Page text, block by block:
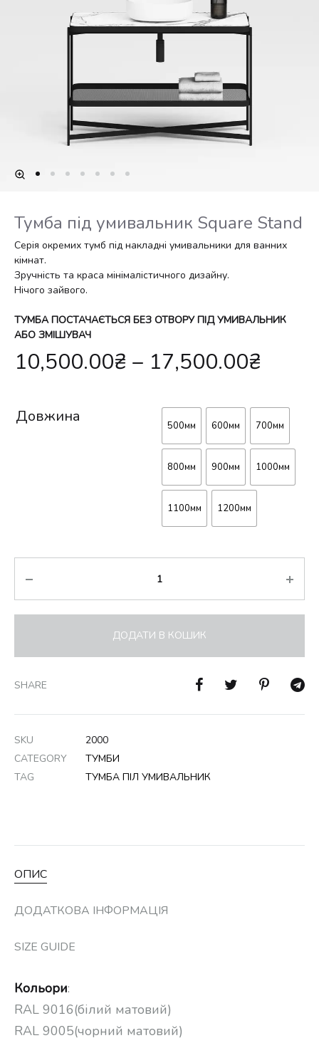
Тумба під умивальник Square Stand
Серія окремих тумб під накладні умивальники для ванних
кімнат.
Зручність та краса мінімалістичного дизайну.
Нічого зайвого.
ТУМБА ПОСТАЧАЄТЬСЯ БЕЗ ОТВОРУ ПІД УМИВАЛЬНИК
АБО ЗМІШУВАЧ
10,500.00₴ – 17,500.00₴
Довжина 500мм 600мм 700мм
800мм 900мм 1000мм
1100мм 1200мм
ДОДАТИ В КОШИК
SHARE
SKU
2000
CATEGORY
ТУМБИ
TAG
ТУМБА ПІЛ УМИВАЛЬНИК
ОПИС
ДОДАТКОВА ІНФОРМАЦІЯ
SIZE GUIDE
Кольори:
RAL 9016(білий матовий)
RAL 9005(чорний матовий)